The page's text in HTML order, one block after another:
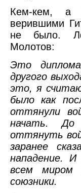
Кем-кем, а
верившими
не было.
Молотов:
Это
другого
это, я
было как
оттянули
начать. До
оттянуть
заранее
нападение.
всем миром
союзники.